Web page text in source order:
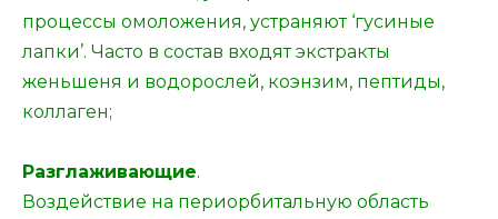
процессы омоложения, устраняют ‘гусиные
лапки’. Часто в состав входят экстракты
женьшеня и водорослей, коэнзим, пептиды,
коллаген;
Разглаживающие.
Воздействие на периорбитальную область